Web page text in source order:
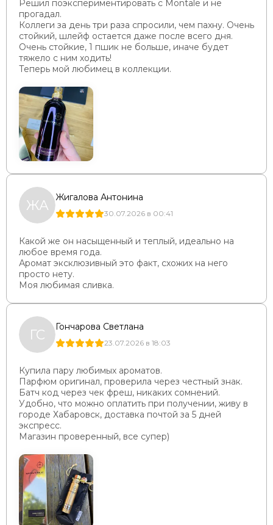
Решил поэкспериментировать с Montale и не
прогадал.
Коллеги за день три раза спросили, чем пахну. Очень
стойкий, шлейф остается даже после всего дня.
Очень стойкие, 1 пшик не больше, иначе будет
тяжело с ним ходить!
Теперь мой любимец в коллекции.
ЖА Жигалова Антонина
30.07.2026 в 00:41
Какой же он насыщенный и теплый, идеально на
любое время года.
Аромат эксклюзивный это факт, схожих на него
просто нету.
Моя любимая сливка.
ГС Гончарова Светлана
23.07.2026 в 18:03
Купила пару любимых ароматов.
Парфюм оригинал, проверила через честный знак.
Батч код через чек фреш, никаких сомнений.
Удобно, что можно оплатить при получении, живу в
городе Хабаровск, доставка почтой за 5 дней
экспресс.
Магазин проверенный, все супер)